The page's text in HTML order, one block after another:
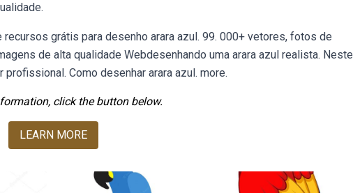
recursos grátis para desenho arara azul. 99. 000+ vetores, fotos de
de alta qualidade Webdesenhando uma arara azul realista. Neste
Como desenhar arara azul. more.
click the button below.
LEARN MORE